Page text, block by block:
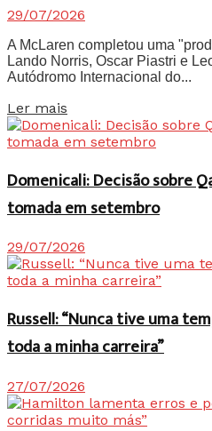
29/07/2026
A McLaren completou uma
Lando Norris, Oscar Piastri e
Autódromo Internacional do...
Ler mais
Domenicali: Decisão sobre
tomada em setembro
29/07/2026
Russell: “Nunca tive uma
toda a minha carreira”
27/07/2026